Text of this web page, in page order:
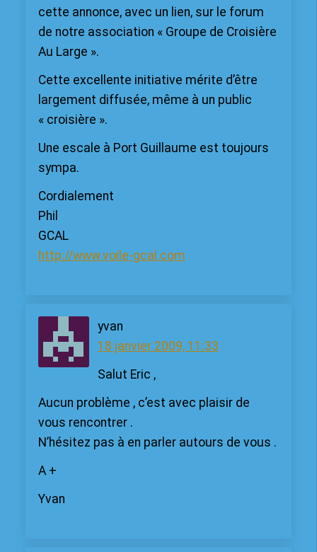
cette annonce, avec un lien, sur le forum
de notre association « Groupe de Croisière
Au Large ».
Cette excellente initiative mérite d’être
largement diffusée, même à un public
« croisière ».
Une escale à Port Guillaume est toujours
sympa.
Cordialement
Phil
GCAL
http://www.voile-gcal.com
yvan
18 janvier 2009, 11:33
Salut Eric ,
Aucun problème , c’est avec plaisir de
vous rencontrer .
N’hésitez pas à en parler autours de vous .
A +
Yvan